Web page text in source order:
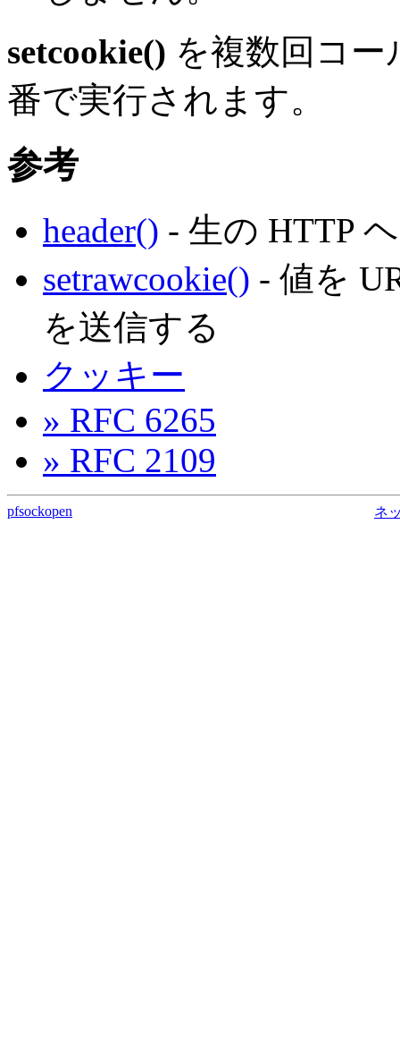
setcookie() を複数回コ
番で実行されます。
参考
header() - 生の HTTP
setrawcookie() - 値を
を送信する
クッキー
» RFC 6265
» RFC 2109
pfsockopen ネ